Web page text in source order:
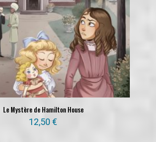
Le Mystère de Hamilton House
12,50€